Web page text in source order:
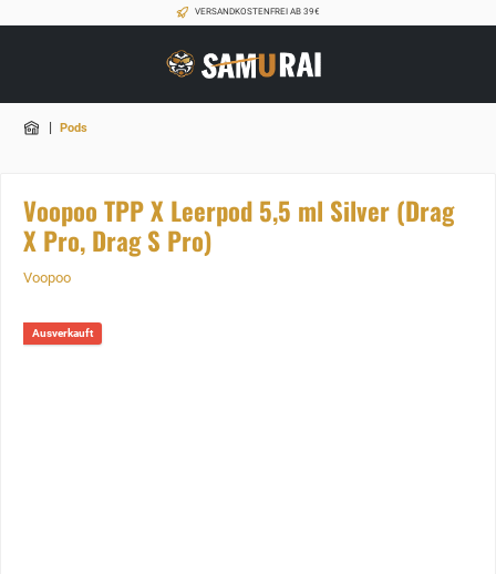
VERSANDKOSTENFREI AB 39€
| Pods
Voopoo TPP X Leerpod 5,5 ml Silver (Drag
X Pro, Drag S Pro)
Voopoo
Ausverkauft